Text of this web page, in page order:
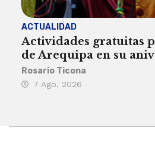
ACTUALIDAD
Actividades gratuitas
de Arequipa en su
Rosario Ticona
7 Ago, 2026